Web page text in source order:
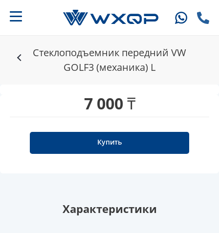
Стеклоподъемник передний VW
GOLF3 (механика) L
7 000 ₸
Купить
Характеристики